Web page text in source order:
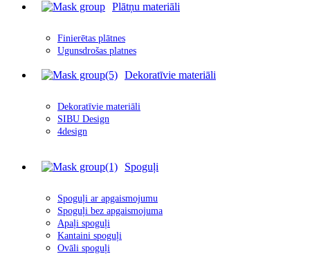
Plātņu materiāli
Finierētas plātnes
Ugunsdrošas platnes
Dekoratīvie materiāli
Dekoratīvie materiāli
SIBU Design
4design
Spoguļi
Spoguļi ar apgaismojumu
Spoguļi bez apgaismojuma
Apaļi spoguļi
Kantaini spoguļi
Ovāli spoguļi